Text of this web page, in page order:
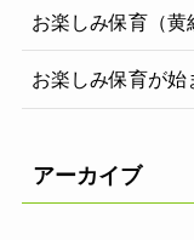
お楽しみ保育（
お楽しみ保育が
アーカイブ